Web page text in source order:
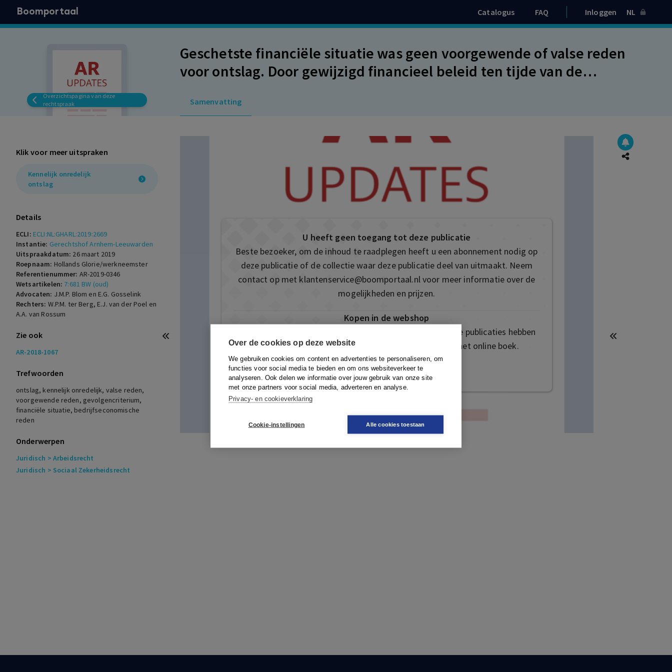
Over de cookies op deze website
We gebruiken cookies om content en advertenties te personaliseren, om
functies voor social media te bieden en om ons websiteverkeer te
analyseren. Ook delen we informatie over jouw gebruik van onze site
met onze partners voor social media, adverteren en analyse.
Privacy- en cookieverklaring
Cookie-instellingen Alle cookies toestaan
Boomportaal Catalogus FAQ Inloggen NL
Overzichtspagina van deze
rechtspraak
Geschetste financiële situatie was geen voorgewende of valse reden
voor ontslag. Door gewijzigd financieel beleid ten tijde van de
gebruik te maken van de ontslagvergunning. Voldaan aan
Samenvatting
Klik voor meer uitspraken
Kennelijk onredelijk
ontslag
Details
ECLI: ECLI:NL:GHARL:2019:2669
Instantie: Gerechtshof Arnhem-Leeuwarden
Uitspraakdatum: 26 maart 2019
Roepnaam: Hollands Glorie/werkneemster
Referentienummer: AR-2019-0346
Wetsartikelen: 7:681 BW (oud)
Advocaten: J.M.P. Blom en E.G. Gosselink
Rechters: W.P.M. ter Berg, E.J. van der Poel en
A.A. van Rossum
Zie ook
AR-2018-1067
Trefwoorden
ontslag, kennelijk onredelijk, valse reden,
voorgewende reden, gevolgencriterium,
financiële situatie, bedrijfseconomische
reden
Onderwerpen
Juridisch > Arbeidsrecht
Juridisch > Sociaal Zekerheidsrecht
U heeft geen toegang tot deze publicatie
Beste bezoeker, om de inhoud te raadplegen heeft u een abonnement nodig op
deze publicatie of de collectie waar deze publicatie deel van uitmaakt. Neem
contact op met klantenservice@boomportaal.nlvoor meer informatie over de
mogelijkheden en prijzen.
Kopen in de webshop
Deze publicatie is ook te vinden in onze webshop. Sommige publicaties hebben
ook de mogelijkheid om direct toegang te kopen tot het online boek.
Naar de webshop